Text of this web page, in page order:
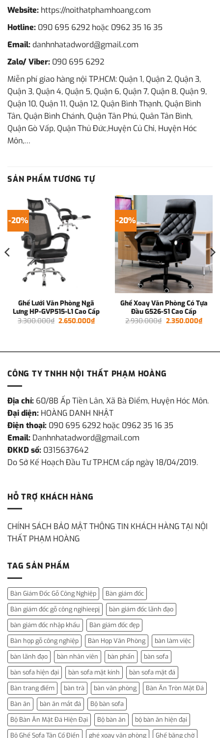
Website: https://noithatphamhoang.com
Hotline: 090 695 6292 hoặc 0962 35 16 35
Email: danhnhatadword@gmail.com
Zalo/ Viber: 090 695 6292
Miễn phí giao hàng nội TP.HCM: Quận 1, Quận 2, Quận 3,
Quận 3, Quận 4, Quận 5, Quận 6, Quận 7, Quận 8, Quận 9,
Quận 10, Quận 11, Quận 12, Quận Bình Thạnh, Quận Bình
Tân, Quận Bình Chánh, Quận Tân Phú, Quân Tân Bình,
Quận Gò Vấp, Quận Thủ Đức,Huyện Củ Chi, Huyện Hóc
Môn,…
SẢN PHẨM TƯƠNG TỰ
-20%
Ghế Lưới Văn Phòng Ngã
Lưng HP-GVP515-L1 Cao Cấp
3.300.000₫ Giá
2.650.000₫Giá
hiện
-20%
Ghế Xoay Văn Phòng Có Tựa
Đầu G526-S1 Cao Cấp
2.930.000₫ Giá
2.350.000₫Giá
hiện
CÔNG TY TNHH NỘI THẤT PHẠM HOÀNG
Địa chỉ: 60/8B Ấp Tiền Lân, Xã Bà Điểm, Huyện Hóc Môn.
Đại diện: HOÀNG DANH NHẬT
Điện thoại: 090 695 6292 hoặc 0962 35 16 35
Email: Danhnhatadword@gmail.com
ĐKKD số: 0315637642
Do Sở Kế Hoạch Đầu Tư TP.HCM cấp ngày 18/04/2019.
HỖ TRỢ KHÁCH HÀNG
CHÍNH SÁCH BẢO MẬT THÔNG TIN KHÁCH HÀNG TẠI NỘI
THẤT PHẠM HOÀNG
TAG SẢN PHẨM
Bàn Giám Đốc Gỗ Công Nghiệp
Bàn giám đốc
Bàn giám đốc gỗ công ngihieepj
bàn giám đốc lãnh đạo
bàn giám đốc nhập khẩu
Bàn giám đốc đẹp
Bàn họp gỗ công nghiệp
Bàn Họp Văn Phòng
bàn làm việc
bàn lãnh đạo
bàn nhân viên bàn phấn
bàn sofa
bàn sofa hiện đại
bàn sofa mặt kính
bàn sofa mặt đá
Bàn trang điểm
bàn trà bàn văn phòng
Bàn Ăn Tròn Mặt Đá
Bàn ăn
bàn ăn mắt đá
Bộ bàn sofa
Bộ Bàn Ăn Mặt Đá Hiện Đại
Bộ bàn ăn
bộ bàn ăn hiện đại
Bộ Ghế Sofa Tân Cổ Điển
ghé xoay văn phòng Ghế băng chờ